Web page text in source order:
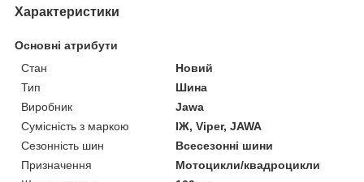
Характеристики
Основні атрибути
Стан
Новий
Тип
Шина
Виробник
Jawa
Сумісність з маркою
ІЖ, Viper, JAWA
Сезонність шин
Всесезонні шини
Призначення
Мотоцикли/квадроцикли